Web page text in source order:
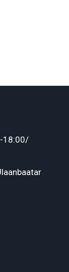
18:00/